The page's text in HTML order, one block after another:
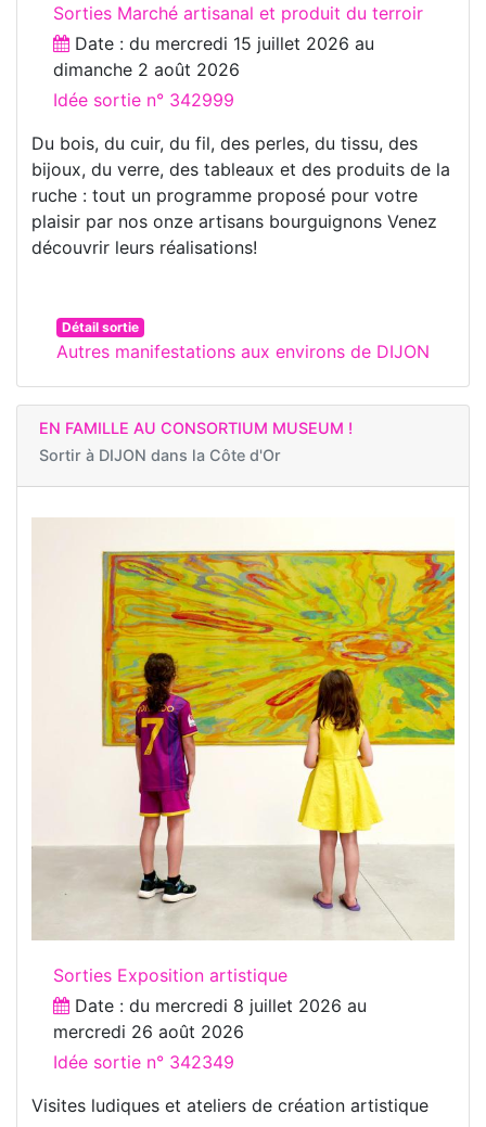
Sorties Marché artisanal et produit du terroir
Date : du mercredi 15 juillet 2026 au
dimanche 2 août 2026
Idée sortie n° 342999
Du bois, du cuir, du fil, des perles, du tissu, des
bijoux, du verre, des tableaux et des produits de la
ruche : tout un programme proposé pour votre
plaisir par nos onze artisans bourguignons Venez
découvrir leurs réalisations!
Détail sortie
Autres manifestations aux environs de DIJON
EN FAMILLE AU CONSORTIUM MUSEUM !
Sortir à DIJON dans la Côte d'Or
Sorties Exposition artistique
Date : du mercredi 8 juillet 2026 au
mercredi 26 août 2026
Idée sortie n° 342349
Visites ludiques et ateliers de création artistique